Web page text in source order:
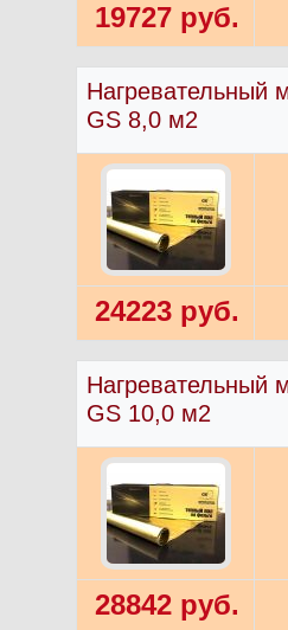
19727 руб.
Нагревательный
GS 8,0 м2
24223 руб.
Нагревательный
GS 10,0 м2
28842 руб.